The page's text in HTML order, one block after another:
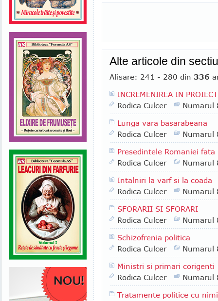
Alte articole din
Afisare: 241 - 280 din 336
INCREMENIREA IN PROIECT
Rodica Culcer
Numarul
Lunga vara basarabeana
Rodica Culcer
Numarul
Presedintele Romaniei
Rodica Culcer
Numarul
Intalniri la varf si la coada
Rodica Culcer
Numarul
SFORARII SI SFORARI
Rodica Culcer
Numarul
Schizofrenia politica
Rodica Culcer
Numarul
Ministri si primari corigenti
Rodica Culcer
Numarul
Tratamente politice cu